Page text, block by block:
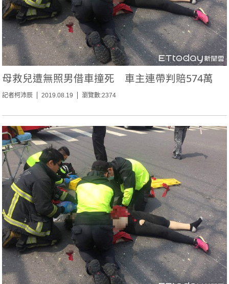
母救兒遭無照男借車撞死 車主連帶判賠574萬
記者柯沛辰 2019.08.19 瀏覽數:2374